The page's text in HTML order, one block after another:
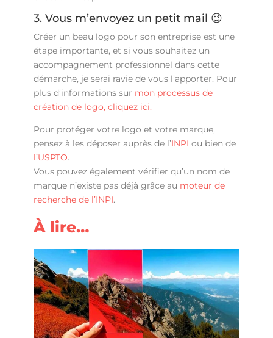
3. Vous m’envoyez un petit mail 😉
Créer un beau logo pour son entreprise est une
étape importante, et si vous souhaitez un
accompagnement professionnel dans cette
démarche, je serai ravie de vous l’apporter. Pour
plus d’informations sur mon processus de
création de logo, cliquez ici.
Pour protéger votre logo et votre marque,
pensez à les déposer auprès de l’INPI ou bien de
l’USPTO.
Vous pouvez également vérifier qu’un nom de
marque n’existe pas déjà grâce au moteur de
recherche de l’INPI.
À lire…